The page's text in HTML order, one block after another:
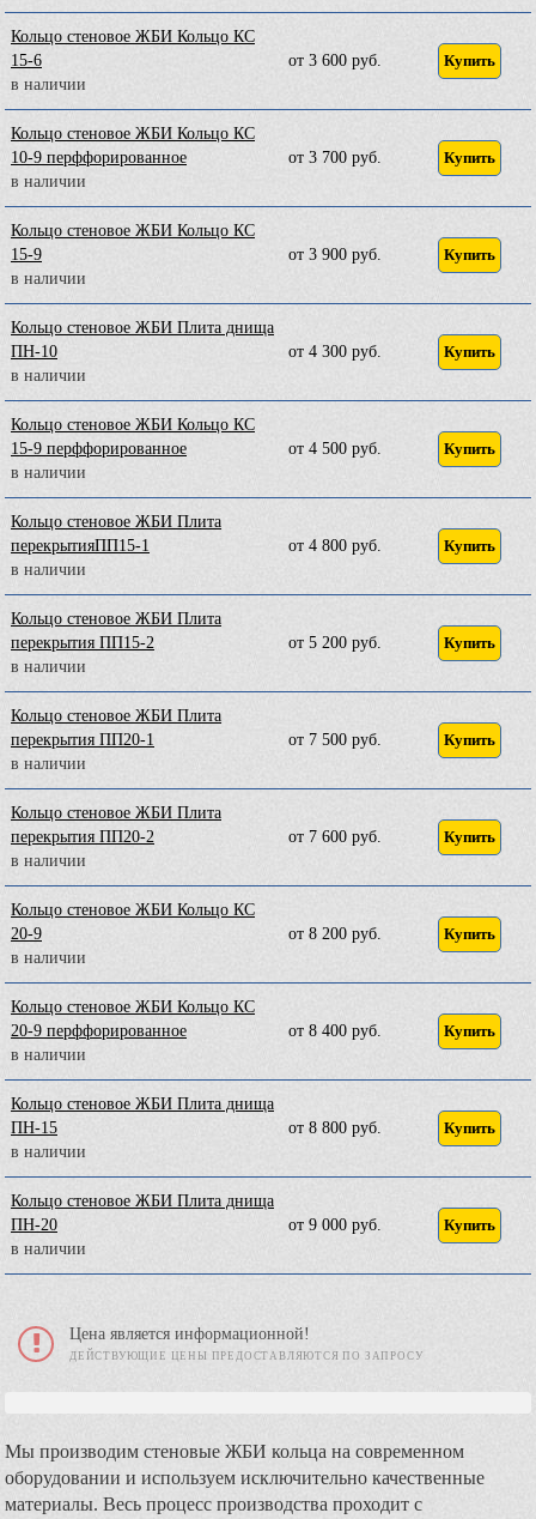
Кольцо стеновое ЖБИ Кольцо КС
15-6
в наличии
от 3 600 руб. Купить
Кольцо стеновое ЖБИ Кольцо КС
10-9 перффорированное
в наличии
от 3 700 руб. Купить
Кольцо стеновое ЖБИ Кольцо КС
15-9
в наличии
от 3 900 руб. Купить
Кольцо стеновое ЖБИ Плита днища
ПН-10
в наличии
от 4 300 руб. Купить
Кольцо стеновое ЖБИ Кольцо КС
15-9 перффорированное
в наличии
от 4 500 руб. Купить
Кольцо стеновое ЖБИ Плита
перекрытияПП15-1
в наличии
от 4 800 руб. Купить
Кольцо стеновое ЖБИ Плита
перекрытия ПП15-2
в наличии
от 5 200 руб. Купить
Кольцо стеновое ЖБИ Плита
перекрытия ПП20-1
в наличии
от 7 500 руб. Купить
Кольцо стеновое ЖБИ Плита
перекрытия ПП20-2
в наличии
от 7 600 руб. Купить
Кольцо стеновое ЖБИ Кольцо КС
20-9
в наличии
от 8 200 руб. Купить
Кольцо стеновое ЖБИ Кольцо КС
20-9 перффорированное
в наличии
от 8 400 руб. Купить
Кольцо стеновое ЖБИ Плита днища
ПН-15
в наличии
от 8 800 руб. Купить
Кольцо стеновое ЖБИ Плита днища
ПН-20
в наличии
от 9 000 руб. Купить
Цена является информационной!
ДЕЙСТВУЮЩИЕ ЦЕНЫ ПРЕДОСТАВЛЯЮТСЯ ПО ЗАПРОСУ
Мы производим стеновые ЖБИ кольца на современном
оборудовании и используем исключительно качественные
материалы. Весь процесс производства проходит с